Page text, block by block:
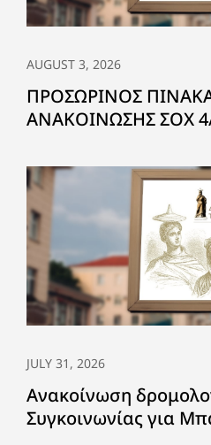
AUGUST 3, 2026
ΠΡΟΣΩΡΙΝΟΣ
ΑΝΑΚΟΙΝΩΣΗΣ ΣΟΧ
JULY 31, 2026
Ανακοίνωση
Συγκοινωνίας για